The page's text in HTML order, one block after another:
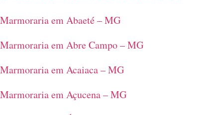
Marmoraria em Abaeté – MG
Marmoraria em Abre Campo – MG
Marmoraria em Acaiaca – MG
Marmoraria em Açucena – MG